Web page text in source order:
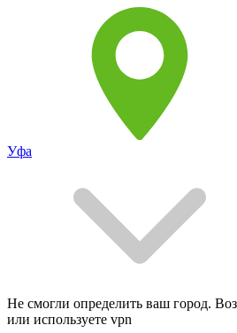
Уфа
Не смогли определить ваш город.
или используете vpn